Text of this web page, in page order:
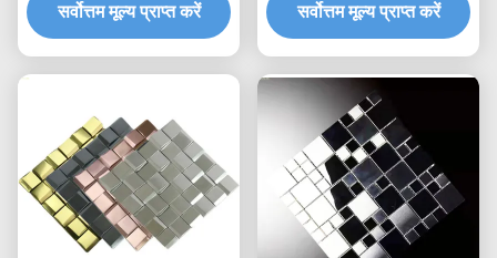
सर्वोत्तम मूल्य प्राप्त करें
सर्वोत्तम मूल्य प्राप्त करें